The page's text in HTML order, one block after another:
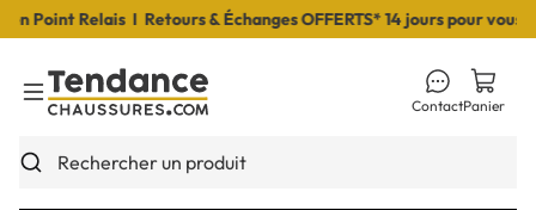
Point Relais I Retours & Échanges OFFERTS* 14 jours pour vous
Toggle Menu
Rechercher un produit
ContactPanier